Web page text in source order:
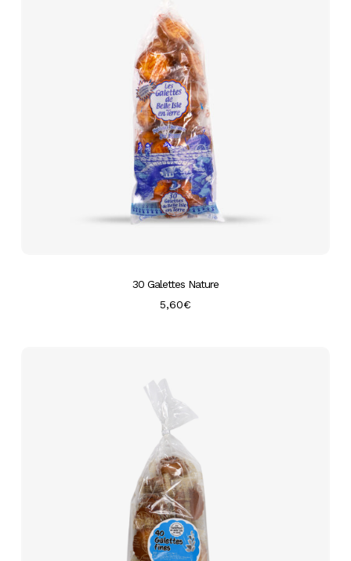
30 Galettes Nature
5,60€